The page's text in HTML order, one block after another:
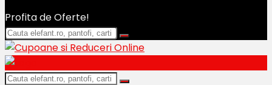
Profita de Oferte!